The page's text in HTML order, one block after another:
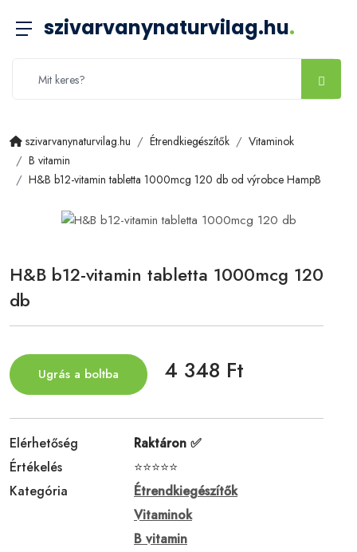
szivarvanynaturvilag.hu.
szivarvanynaturvilag.hu Étrendkiegészítők
Vitaminok
B vitamin
H&B b12-vitamin tabletta 1000mcg 120 db od výrobce HampB
H&B b12-vitamin tabletta 1000mcg 120
db
Ugrás a boltba 4 348 Ft
Elérhetőség
Raktáron ✅
Értékelés
⭐⭐⭐⭐⭐
Kategória
Étrendkiegészítők
Vitaminok
B vitamin